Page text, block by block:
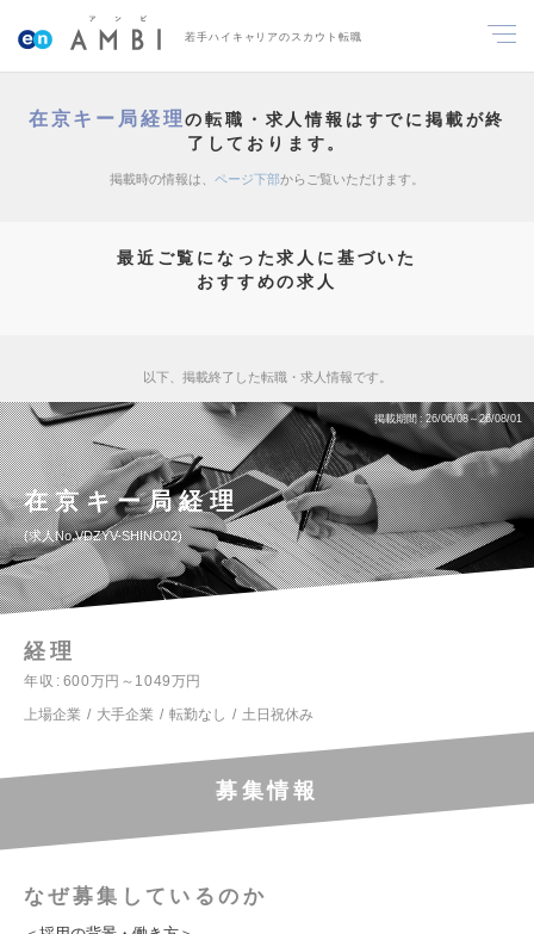
若手ハイキャリアのスカウト転職
在京キー局経理の転職・求人情報はすでに掲載が終
了しております。
掲載時の情報は、 ページ下部からご覧いただけます。
最近ご覧になった求人に基づいた
おすすめの求人
以下、掲載終了した転職・求人情報です。
掲載期間 26/06/08～26/08/01
在京キー局経理
求人No.VDZYV-SHINO02
経理
年収
600万円～1049万円
上場企業
大手企業 転勤なし 土日祝休み
募集情報
なぜ募集しているのか